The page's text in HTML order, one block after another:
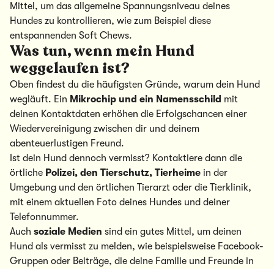
Mittel, um das allgemeine Spannungsniveau deines
Hundes zu kontrollieren, wie zum Beispiel diese
entspannenden Soft Chews.
Was tun, wenn mein Hund
weggelaufen ist?
Oben findest du die häufigsten Gründe, warum dein Hund
wegläuft. Ein Mikrochip und ein Namensschild mit
deinen Kontaktdaten erhöhen die Erfolgschancen einer
Wiedervereinigung zwischen dir und deinem
abenteuerlustigen Freund.
Ist dein Hund dennoch vermisst? Kontaktiere dann die
örtliche Polizei, den Tierschutz, Tierheime in der
Umgebung und den örtlichen Tierarzt oder die Tierklinik,
mit einem aktuellen Foto deines Hundes und deiner
Telefonnummer.
Auch soziale Medien sind ein gutes Mittel, um deinen
Hund als vermisst zu melden, wie beispielsweise Facebook-
Gruppen oder Beiträge, die deine Familie und Freunde in